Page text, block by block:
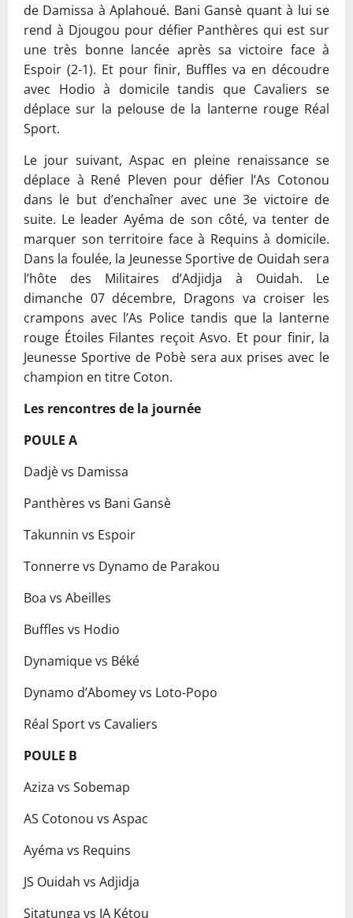
de Damissa à Aplahoué. Bani Gansè quant à lui se
rend à Djougou pour défier Panthères qui est sur
une très bonne lancée après sa victoire face à
Espoir (2-1). Et pour finir, Buffles va en découdre
avec Hodio à domicile tandis que Cavaliers se
déplace sur la pelouse de la lanterne rouge Réal
Sport.
Le jour suivant, Aspac en pleine renaissance se
déplace à René Pleven pour défier l’As Cotonou
dans le but d’enchaîner avec une 3e victoire de
suite. Le leader Ayéma de son côté, va tenter de
marquer son territoire face à Requins à domicile.
Dans la foulée, la Jeunesse Sportive de Ouidah sera
l’hôte des Militaires d’Adjidja à Ouidah. Le
dimanche 07 décembre, Dragons va croiser les
crampons avec l’As Police tandis que la lanterne
rouge Étoiles Filantes reçoit Asvo. Et pour finir, la
Jeunesse Sportive de Pobè sera aux prises avec le
champion en titre Coton.
Les rencontres de la journée
POULE A
Dadjè vs Damissa
Panthères vs Bani Gansè
Takunnin vs Espoir
Tonnerre vs Dynamo de Parakou
Boa vs Abeilles
Buffles vs Hodio
Dynamique vs Béké
Dynamo d’Abomey vs Loto-Popo
Réal Sport vs Cavaliers
POULE B
Aziza vs Sobemap
AS Cotonou vs Aspac
Ayéma vs Requins
JS Ouidah vs Adjidja
Sitatunga vs JA Kétou